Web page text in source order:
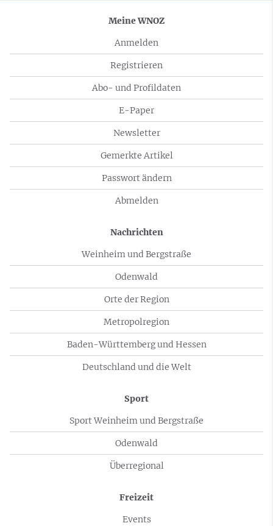
Meine WNOZ
Anmelden
Registrieren
Abo- und Profildaten
E-Paper
Newsletter
Gemerkte Artikel
Passwort ändern
Abmelden
Nachrichten
Weinheim und Bergstraße
Odenwald
Orte der Region
Metropolregion
Baden-Württemberg und Hessen
Deutschland und die Welt
Sport
Sport Weinheim und Bergstraße
Odenwald
Überregional
Freizeit
Events